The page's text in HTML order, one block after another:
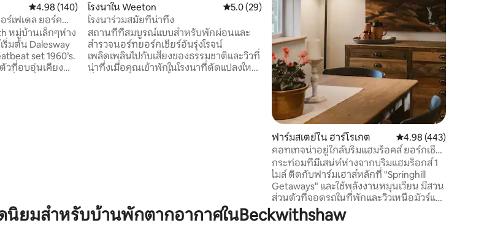
คะแนนเฉลี่ย 4.98 จาก 5, 140 รีวิว
4.98 (140)
ร์เฟเดล ยอร์ค
หมู่บ้านเล็กๆห่าง
ริ่มต้น Dalesway
set 1960’s.
วที่อบอุ่นเคียง
โรงนาใน Weeton คะแนนเฉลี่ย 5.0 จาก 5, 29 รีวิว
5.0 (29)
โรงนาร่วมสมัยที่น่าทึ่ง
สถานที่ที่สมบูรณ์แบบสำหรับพักผ่อนและ
สำรวจนอร์ทยอร์กเชียร์อันรุ่งโรจน์
เพลิดเพลินไปกับเสียงของธรรมชาติและวิวที่
น่าทึ่งเมื่อคุณเข้าพักในโรงนาที่ดัดแปลงใหม่
ฟาร์มสเตย์ใน ฮาร์โรเกต คะแนนเฉลี่ย 4.98 จาก
4.98 (443)
คอทเทจน่าอยู่ใกล้บริมแฮมร็อคส์ ยอร์กเชียร์
เดลส์
กระท่อมที่มีเสน่ห์ห่างจากบริมแฮมร็อกส์ 1
ไมล์ ติดกับฟาร์มเฮาส์หลักที่ "Springhill
Getaways" และใช้พลังงานหมุนเวียน มีสวน
ส่วนตัวที่จอดรถในที่พักและวิวเหนือมัวร์และ
เดลเหมาะสำหรับคู่รักหรือครอบครัวขนาด
เล็ก ด้านในเพลิดเพลินกับพื้นที่นั่งเล่นที่
ยมสำหรับบ้านพักตากอากาศในBeckwithshaw